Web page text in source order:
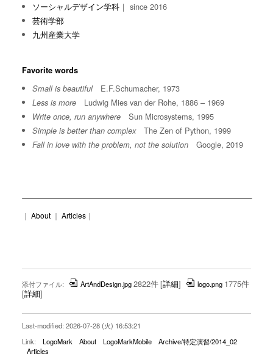
ソーシャルデザイン学科 ｜ since 2016
芸術学部
九州産業大学
Favorite words
Small is beautifulE.F.Schumacher, 1973
Less is more Ludwig Mies van der Rohe, 1886 – 1969
Write once, run anywhere Sun Microsystems, 1995
Simple is better than complexThe Zen of Python, 1999
Fall in love with the problem, not the solution Google, 2019
｜ About｜ Articles｜
添付ファイル: ArtAndDesign.jpg2822件[詳細] logo.png 1775件
[詳細]
Last-modified: 2026-07-28 (火) 16:53:21
Link:
LogoMark About LogoMarkMobile
Archive/特定演習/2014_02
Articles